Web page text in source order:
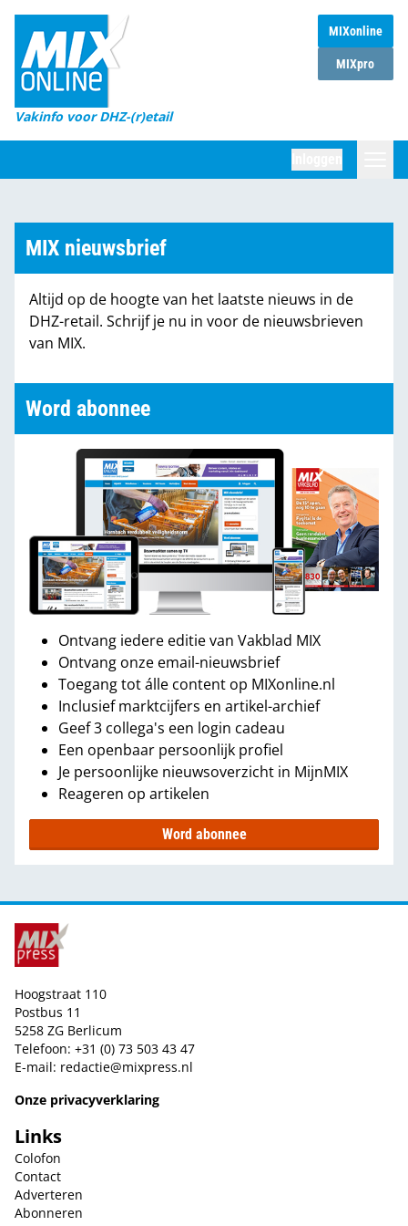
MIXonline
MIXpro
Vakinfo voor DHZ-(r)etail
Home
Magazines
DHZ Sessie
Marktcijfers
Partners
MIX nieuwsbrief
Altijd op de hoogte van het laatste nieuws in de
DHZ-retail. Schrijf je nu in voor de nieuwsbrieven
van MIX.
Word abonnee
Ontvang iedere editie van Vakblad MIX
Ontvang onze email-nieuwsbrief
Toegang tot álle content op MIXonline.nl
Inclusief marktcijfers en artikel-archief
Geef 3 collega's een login cadeau
Een openbaar persoonlijk profiel
Je persoonlijke nieuwsoverzicht in MijnMIX
Reageren op artikelen
Word abonnee
Hoogstraat 110
Postbus 11
5258 ZG Berlicum
Telefoon: +31 (0) 73 503 43 47
E-mail: redactie@mixpress.nl
Onze privacyverklaring
Links
Colofon
Contact
Adverteren
Abonneren